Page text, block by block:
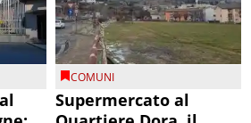
COMUNI
Supermercato al